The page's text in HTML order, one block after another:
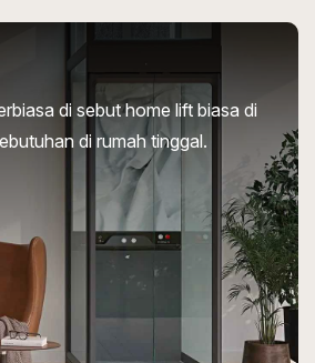
di sebut home lift biasa di
di rumah tinggal.